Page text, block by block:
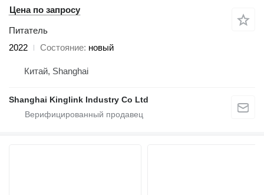
Цена по запросу
Питатель
2022
Состояние новый
Китай, Shanghai
Shanghai Kinglink Industry Co Ltd